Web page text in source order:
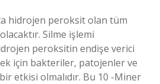
hidrojen peroksit olan tüm
Silme işlemi
peroksitin endişe verici
için bakteriler, patojenler ve
etkisi olmalıdır. Bu 10 -Miner